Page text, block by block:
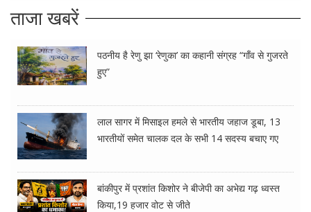
ताजा खबरें
पठनीय है रेणु झा ‘रेणुका’ का कहानी संग्रह “गाँव से गुजरते
हुए”
लाल सागर में मिसाइल हमले से भारतीय जहाज डूबा, 13
भारतीयों समेत चालक दल के सभी 14 सदस्य बचाए गए
बांकीपुर में प्रशांत किशोर ने बीजेपी का अभेद्य गढ़ ध्वस्त
किया,19 हजार वोट से जीते